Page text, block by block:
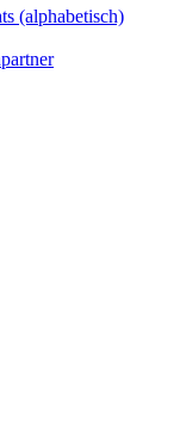
(alphabetisch)